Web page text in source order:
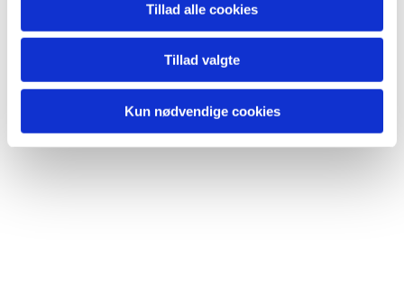
Tillad alle cookies
Tillad valgte
Kun nødvendige cookies